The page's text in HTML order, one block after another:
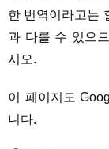
한 번역이라고는
과 다를 수 있으
시오.
이 페이지도
니다.